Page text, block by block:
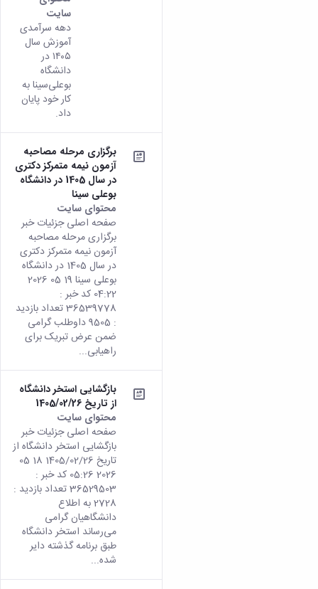
سایت
دهه سرآمدی
آموزش سال
۱۴۰۵ در
دانشگاه
بوعلی‌سینا به
کار خود پایان
داد.
برگزاری مرحله مصاحبه
آزمون نیمه متمرکز دکتری
در سال 1405 در دانشگاه
بوعلی سینا
محتوای سایت
صفحه اصلی جزئیات خبر
برگزاری مرحله مصاحبه
آزمون نیمه متمرکز دکتری
در سال 1405 در دانشگاه
بوعلی سینا 19 05 2026
04:22 کد خبر :
36539778 تعداد بازدید
: 9505 داوطلب گرامی
ضمن عرض تبریک برای
راهیابی...
بازگشایی استخر دانشگاه
از تاریخ 1405/02/26
محتوای سایت
صفحه اصلی جزئیات خبر
بازگشایی استخر دانشگاه از
تاریخ 1405/02/26 18 05
2026 05:26 کد خبر :
36529503 تعداد بازدید :
2728 به اطلاع
دانشگاهیان گرامی
می‌رساند استخر دانشگاه
طبق برنامه گذشته دایر
شده...